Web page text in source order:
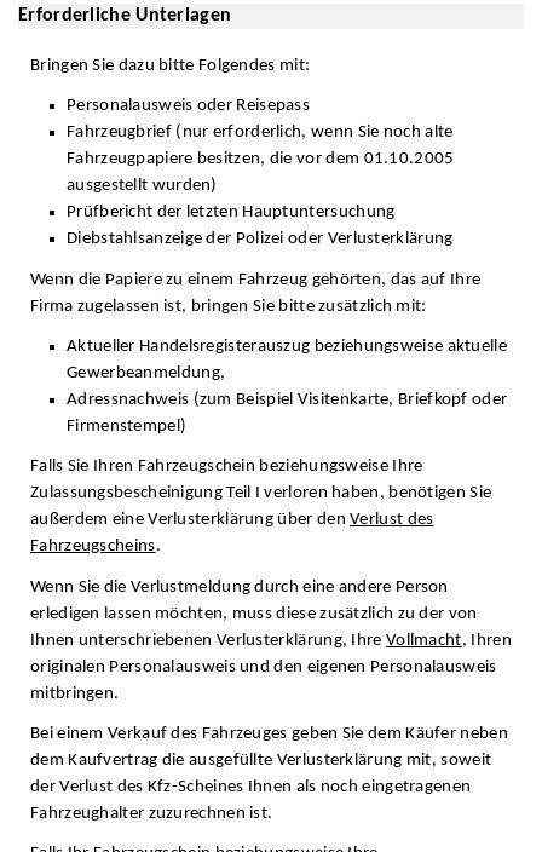
Erforderliche Unterlagen
Bringen Sie dazu bitte Folgendes mit:
Personalausweis oder Reisepass
Fahrzeugbrief (nur erforderlich, wenn Sie noch alte
Fahrzeugpapiere besitzen, die vor dem 01.10.2005
ausgestellt wurden)
Prüfbericht der letzten Hauptuntersuchung
Diebstahlsanzeige der Polizei oder Verlusterklärung
Wenn die Papiere zu einem Fahrzeug gehörten, das auf Ihre
Firma zugelassen ist, bringen Sie bitte zusätzlich mit:
Aktueller Handelsregisterauszug beziehungsweise aktuelle
Gewerbeanmeldung,
Adressnachweis (zum Beispiel Visitenkarte, Briefkopf oder
Firmenstempel)
Falls Sie Ihren Fahrzeugschein beziehungsweise Ihre
Zulassungsbescheinigung Teil I verloren haben, benötigen Sie
außerdem eine Verlusterklärung über denVerlust des
Fahrzeugscheins.
Wenn Sie die Verlustmeldung durch eine andere Person
erledigen lassen möchten, muss diese zusätzlich zu der von
Ihnen unterschriebenen Verlusterklärung, Ihre Vollmacht, Ihren
originalen Personalausweis und den eigenen Personalausweis
mitbringen.
Bei einem Verkauf des Fahrzeuges geben Sie dem Käufer neben
dem Kaufvertrag die ausgefüllte Verlusterklärung mit, soweit
der Verlust des Kfz-Scheines Ihnen als noch eingetragenen
Fahrzeughalter zuzurechnen ist.